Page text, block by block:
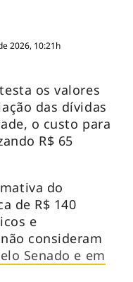
2026, 10:21h
os valores
das dívidas
o custo para
R$ 65
do
de R$ 140
e
consideram
Senado e em